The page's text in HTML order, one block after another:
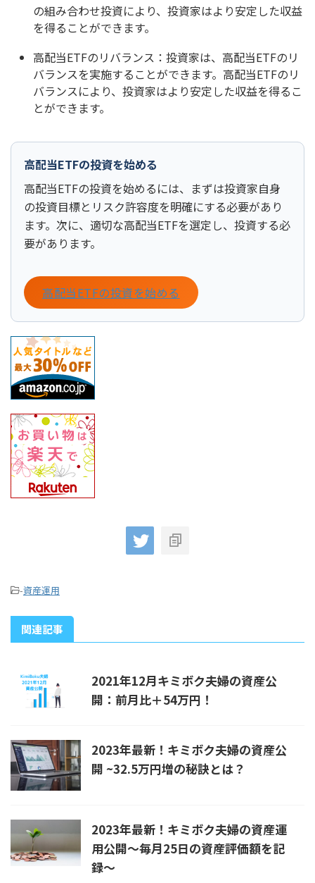
の組み合わせ投資により、投資家はより安定した収益
を得ることができます。
高配当ETFのリバランス：投資家は、高配当ETFのリ
バランスを実施することができます。高配当ETFのリ
バランスにより、投資家はより安定した収益を得るこ
とができます。
高配当ETFの投資を始める
高配当ETFの投資を始めるには、まずは投資家自身
の投資目標とリスク許容度を明確にする必要があり
ます。次に、適切な高配当ETFを選定し、投資する必
要があります。
高配当ETFの投資を始める
-資産運用
関連記事
2021年12月キミボク夫婦の資産公
開：前月比＋54万円！
2023年最新！キミボク夫婦の資産公
開 ~32.5万円増の秘訣とは？
2023年最新！キミボク夫婦の資産運
用公開～毎月25日の資産評価額を記
録～